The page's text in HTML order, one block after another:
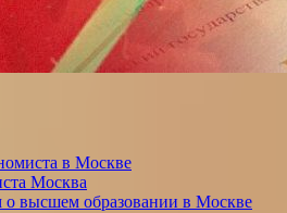
в Москве
Москва
о высшем образовании в Москве